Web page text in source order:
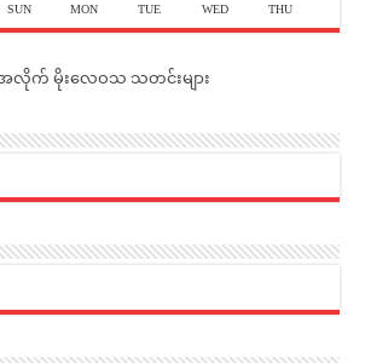
SUN MON TUE WED THU
လိုက် မိုးလေဝသ သတင်းများ